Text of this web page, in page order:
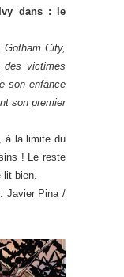
dans : le
City,
des victimes
son enfance
son premier
à la limite du
! Le reste
lit bien.
Javier Pina /